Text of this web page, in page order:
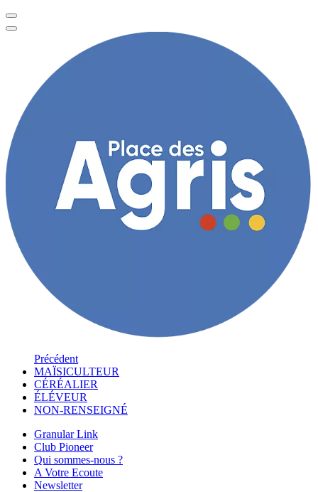
Précédent
MAÏSICULTEUR
CÉRÉALIER
ÉLÉVEUR
NON-RENSEIGNÉ
Granular Link
Club Pioneer
Qui sommes-nous ?
A Votre Ecoute
Newsletter